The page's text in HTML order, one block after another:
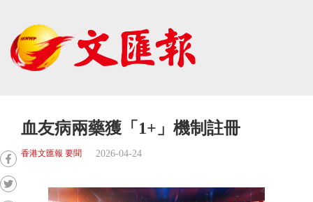
血友病兩藥獲「1+」機制註冊
香港文匯報 要聞 2026-04-24